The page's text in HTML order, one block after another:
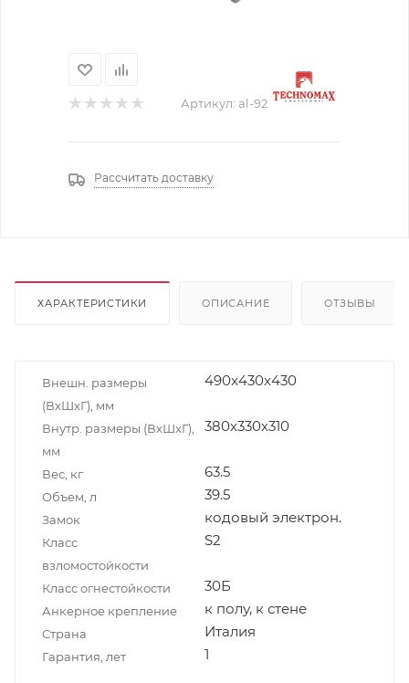
Артикул: al-92
Рассчитать доставку
ХАРАКТЕРИСТИКИ ОПИСАНИЕ ОТЗЫВЫ
Внешн. размеры
(ВxШxГ), мм
490x430x430
Внутр. размеры (ВxШxГ),
мм
380х330х310
Вес, кг 63.5
Объем, л 39.5
Замок кодовый электрон.
Класс
взломостойкости
S2
Класс огнестойкости 30Б
Анкерное крепление к полу, к стене
Страна Италия
Гарантия, лет 1